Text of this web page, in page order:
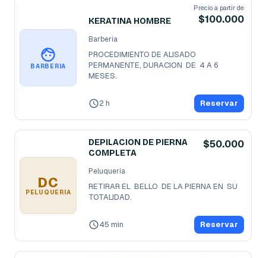
BARBERIA
KERATINA HOMBRE
Precio a partir de
$100.000
Barberia
PROCEDIMIENTO DE ALISADO
PERMANENTE, DURACION  DE  4 A 6
MESES.
2 h Reservar
DC
PELUQUERIA
DEPILACION DE PIERNA
COMPLETA
$50.000
Peluqueria
RETIRAR EL  BELLO  DE LA PIERNA EN  SU
TOTALIDAD.
45 min Reservar